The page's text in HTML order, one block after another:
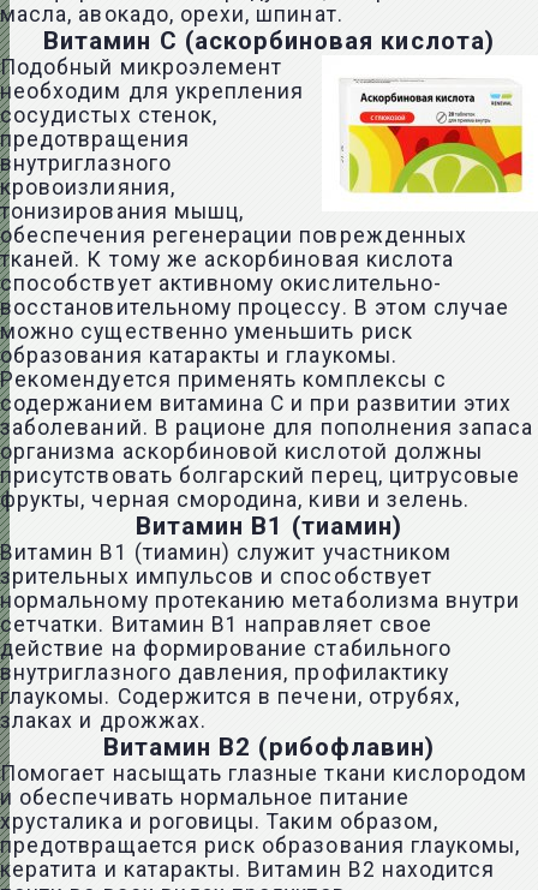
масла, авокадо, орехи, шпинат.
Витамин С (аскорбиновая кислота)
Подобный микроэлемент
необходим для укрепления
сосудистых стенок,
предотвращения
внутриглазного
кровоизлияния,
тонизирования мышц,
обеспечения регенерации поврежденных
тканей. К тому же аскорбиновая кислота
способствует активному окислительно-
восстановительному процессу. В этом случае
можно существенно уменьшить риск
образования катаракты и глаукомы.
Рекомендуется применять комплексы с
содержанием витамина С и при развитии этих
заболеваний. В рационе для пополнения запаса
организма аскорбиновой кислотой должны
присутствовать болгарский перец, цитрусовые
фрукты, черная смородина, киви и зелень.
Витамин В1 (тиамин)
Витамин В1 (тиамин) служит участником
зрительных импульсов и способствует
нормальному протеканию метаболизма внутри
сетчатки. Витамин В1 направляет свое
действие на формирование стабильного
внутриглазного давления, профилактику
глаукомы. Содержится в печени, отрубях,
злаках и дрожжах.
Витамин В2 (рибофлавин)
Помогает насыщать глазные ткани кислородом
и обеспечивать нормальное питание
хрусталика и роговицы. Таким образом,
предотвращается риск образования глаукомы,
кератита и катаракты. Витамин В2 находится